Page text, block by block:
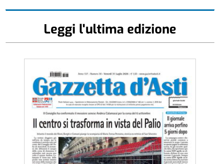
Leggi l'ultima edizione